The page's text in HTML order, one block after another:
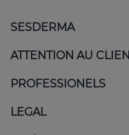
Régule la
les
SESDERMA
ATTENTION AU
PROFESSIONELS
LEGAL